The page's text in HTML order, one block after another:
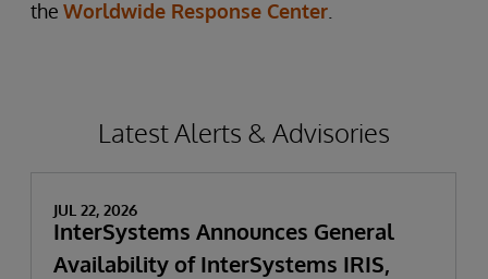
the Worldwide Response Center
Latest Alerts & Advisories
JUL 22, 2026
InterSystems Announces General
Availability of InterSystems IRIS,